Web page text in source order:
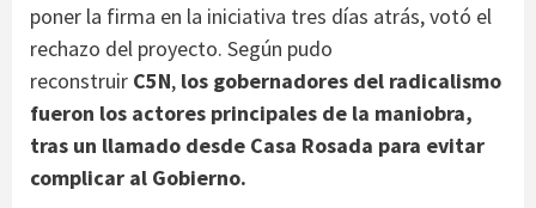
poner la firma en la iniciativa tres días atrás, votó el
rechazo del proyecto. Según pudo
reconstruir C5N, los gobernadores del radicalismo
fueron los actores principales de la maniobra,
tras un llamado desde Casa Rosada para evitar
complicar al Gobierno.